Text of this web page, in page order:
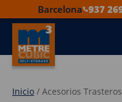
Barcelona 937
Inicio / Acesorios Trasteros